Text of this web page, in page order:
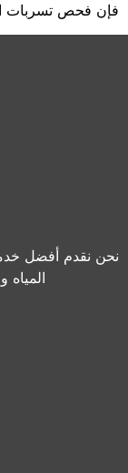
فإن فحص تسربات
نحن نقدم أفضل